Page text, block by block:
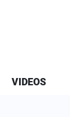
VIDEOS